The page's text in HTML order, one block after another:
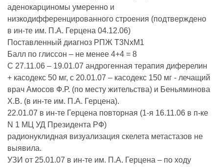
аденокарциномы умеренно и
низкодифференцированного строения (подтверждено
в ин-те им. П.А. Герцена 04.12.06)
Поставленный диагноз РПЖ Т3NxM1
Балл по глиссон – не менее 4+4 = 8
С 27.11.06 – 19.01.07 андрогенная терапия диферелин
+ касодекс 50 мг, с 20.01.07 – касодекс 150 мг - лечащий
врач Амосов Ф.Р. (по месту жительства) и Беньяминова
Х.В. (в ин-те им. П.А. Герцена).
22.01.07 в ин-те Герцена повторная (1-я 16.11.06 в п-ке
N 1 МЦ УД Президента РФ)
радионуклидная визуализация скелета метастазов не
выявила.
УЗИ от 25.01.07 в ин-те им. П.А. Герцена – по ходу